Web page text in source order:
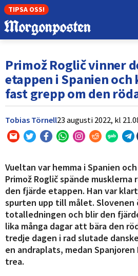
TIPSA OSS!
Primož Roglič vinner
etappen i Spanien
fast grepp om den
Tobias Törnell23 augusti 2022, kl
Vueltan var hemma i Spanien
Primož Roglič spände musklerna
den fjärde etappen. Han var
spurten upp till målet.
totalledningen och blir den
lika många dagar att bära den
tredje dagen i rad slutade
en andraplats, medan Spanjoren
trea.